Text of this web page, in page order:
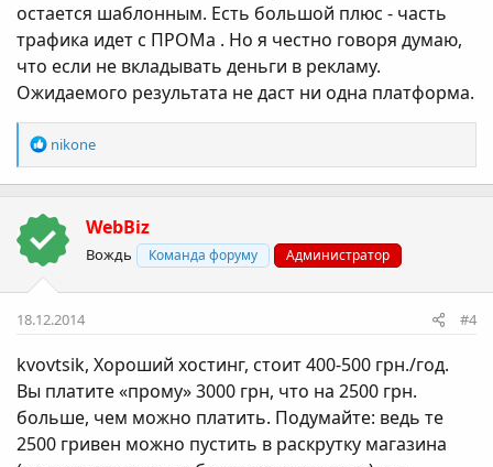
остается шаблонным. Есть большой плюс - часть
трафика идет с ПРОМа . Но я честно говоря думаю,
что если не вкладывать деньги в рекламу.
Ожидаемого результата не даст ни одна платформа.
Р
е
а
ц
ї
nikone
WebBiz
Вождь Команда форуму Администратор
18.12.2014 #4
kvovtsik, Хороший хостинг, стоит 400-500 грн./год.
Вы платите «прому» 3000 грн, что на 2500 грн.
больше, чем можно платить. Подумайте: ведь те
2500 гривен можно пустить в раскрутку магазина